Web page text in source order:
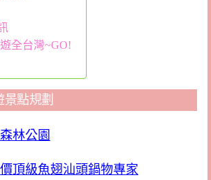
全台灣~GO!
點規劃
林公園
頂級魚翅汕頭鍋物專家